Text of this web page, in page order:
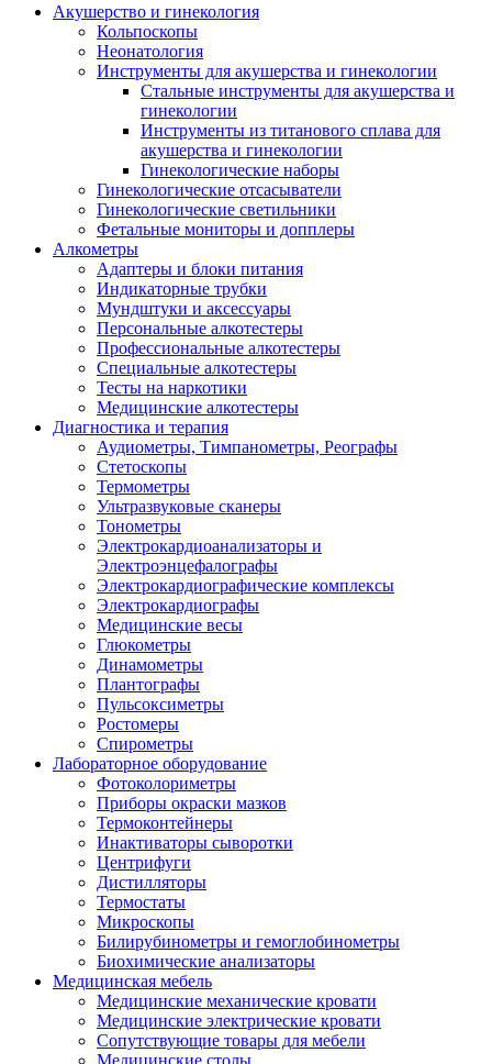
Акушерство и гинекология
Кольпоскопы
Неонатология
Инструменты для акушерства и гинекологии
Стальные инструменты для акушерства и
гинекологии
Инструменты из титанового сплава для
акушерства и гинекологии
Гинекологические наборы
Гинекологические отсасыватели
Гинекологические светильники
Фетальные мониторы и допплеры
Алкометры
Адаптеры и блоки питания
Индикаторные трубки
Мундштуки и аксессуары
Персональные алкотестеры
Профессиональные алкотестеры
Специальные алкотестеры
Тесты на наркотики
Медицинские алкотестеры
Диагностика и терапия
Аудиометры, Тимпанометры, Реографы
Стетоскопы
Термометры
Ультразвуковые сканеры
Тонометры
Электрокардиоанализаторы и
Электроэнцефалографы
Электрокардиографические комплексы
Электрокардиографы
Медицинские весы
Глюкометры
Динамометры
Плантографы
Пульсоксиметры
Ростомеры
Спирометры
Лабораторное оборудование
Фотоколориметры
Приборы окраски мазков
Термоконтейнеры
Инактиваторы сыворотки
Центрифуги
Дистилляторы
Термостаты
Микроскопы
Билирубинометры и гемоглобинометры
Биохимические анализаторы
Медицинская мебель
Медицинские механические кровати
Медицинские электрические кровати
Сопутствующие товары для мебели
Медицинские столы